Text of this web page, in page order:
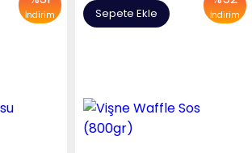
İndirim İndirim
Sepete Ekle